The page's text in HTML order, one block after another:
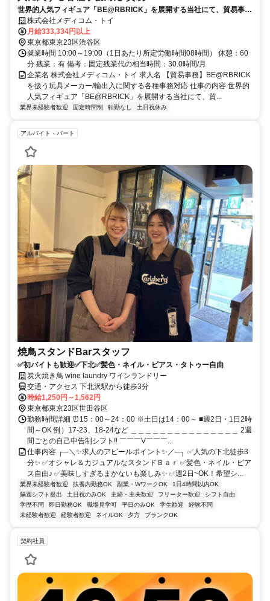
世界的人気フィギュア「BE@RBRICK」を展開する当社にて、貿易事
務・出荷業務サポートをお任せします。営業メンバーと連携しながら、
商品がスムーズに届けられるよう裏方として事業を支えるポジションで
す。
株式会社メディコム・トイ
月給333,334円以上
東京都東京23区渋谷区
就業時間 10:00～19:00（1日あたり所定労働時間08時間） 休憩：60
分 残業：有 備考：固定残業代の相当時間：30.0時間/月
企業名 株式会社メディコム・トイ 求人名 【貿易事務】BE@RBRICK
を扱う玩具メーカー/輸出入に関する各種事務対応 仕事の内容 世界的
人気フィギュア「BE@RBRICK」を展開する当社にて、貿...
業界未経験者歓迎 固定時間制 転勤なし 土日祝休み
アルバイト・パート
焼鳥スタンドBarスタッフ
✅初バイトも歓迎✅下北✅髪色・ネイル・ピアス・タトゥー自由
炭火焼き鳥 wine laundry ワインランドリー
交通・アクセス 下北沢駅から徒歩3分
時給1,250円～1,562円
東京都東京23区世田谷区
勤務時間詳細 ⏰15：00～24：00 ※土日は14：00～ ■週2日・1日2時
間～OK 例）17-23、18-24など ＿＿＿＿＿＿＿＿＿＿＿＿＿＿＿ 2週
間ごとの自己申告制シフト‼ ￣￣￣V￣￣￣...
仕事内容 ┌─＼✨求人のアピールポイント✨／─┐ ✅人気の下北徒歩3
分✨ ✅オシャレ＆カジュアルなスタンドＢａｒ ✅髪色・ネイル・ピア
ス自由♪ ✅美味しすぎるまかないも楽しみ✨ ✅週2日~OK！希望シ...
業界未経験者歓迎 扶養内勤務OK 副業・WワークOK
1日4時間以内OK
隔週シフト提出
土日祝のみOK 主婦・主夫歓迎 フリーター歓迎
シフト自由
学歴不問
即日勤務OK 職場見学可 平日のみOK 学生歓迎
経験不問
未経験者歓迎
経験者歓迎 ネイルOK 夕方 ブランクOK
契約社員